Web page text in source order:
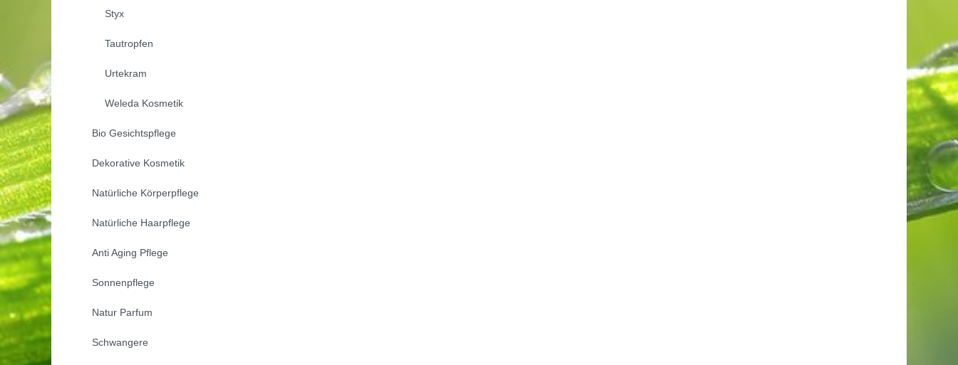
Styx
Tautropfen
Urtekram
Weleda Kosmetik
Bio Gesichtspflege
Dekorative Kosmetik
Natürliche Körperpflege
Natürliche Haarpflege
Anti Aging Pflege
Sonnenpflege
Natur Parfum
Schwangere